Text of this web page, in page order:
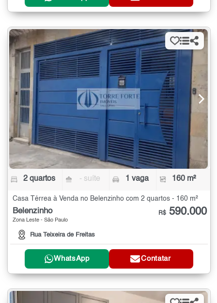
2 quartos - suíte 1 vaga 160 m²
Casa Térrea à Venda no Belenzinho com 2 quartos - 160 m²
Belenzinho
Zona Leste - São Paulo
Rua Teixeira de Freitas
R$ 590.000
WhatsApp Contatar